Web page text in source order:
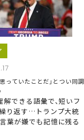
っていたことだ｣とつい同調
解できる語彙で､短いフ
り返す…トランプ大統
葉が嫌でも記憶に残る